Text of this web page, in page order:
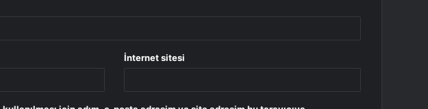
İnternet sitesi